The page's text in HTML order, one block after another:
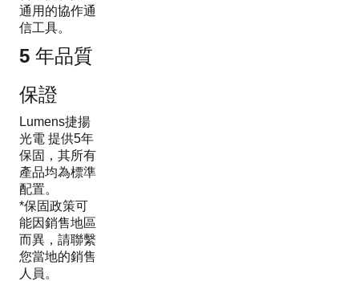
通用的協作通
信工具。
5 年品質
保證
Lumens捷揚
光電 提供5年
保固，其所有
產品均為標準
配置。
*保固政策可
能因銷售地區
而異，請聯繫
您當地的銷售
人員。